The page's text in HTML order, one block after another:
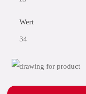
Wert
34